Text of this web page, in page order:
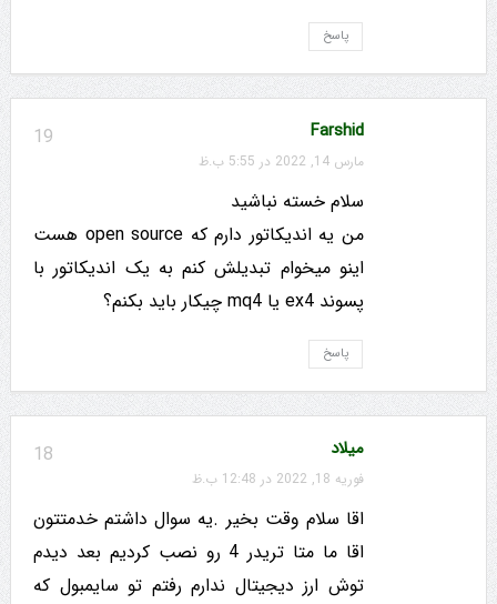
پاسخ
19 Farshid
مارس 14, 2022 در 5:55 ب.ظ
سلام خسته نباشید
من یه اندیکاتور دارم که open source هست
اینو میخوام تبدیلش کنم به یک اندیکاتور با
پسوند ex4 یا mq4 چیکار باید بکنم؟
پاسخ
18 میلاد
فوریه 18, 2022 در 12:48 ب.ظ
اقا سلام وقت بخیر .یه سوال داشتم خدمتتون
اقا ما متا تریدر 4 رو نصب کردیم بعد دیدم
توش ارز دیجیتال ندارم رفتم تو سایمبول که